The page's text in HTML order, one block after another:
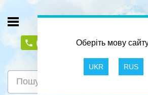
(097) 603 7452 (050)
Офіційний
Оберіть мову
UKR RUS